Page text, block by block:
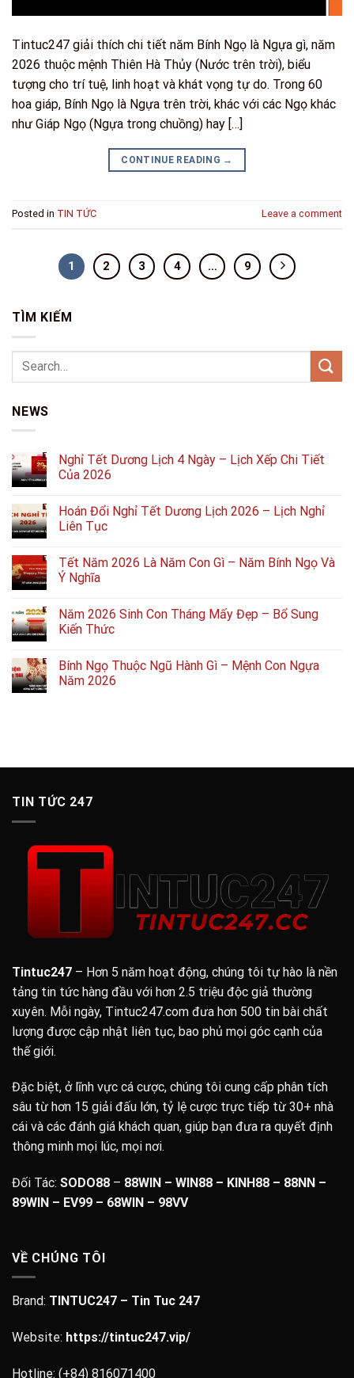
Tintuc247 giải thích chi tiết năm Bính Ngọ là Ngựa gì, năm
2026 thuộc mệnh Thiên Hà Thủy (Nước trên trời), biểu
tượng cho trí tuệ, linh hoạt và khát vọng tự do. Trong 60
hoa giáp, Bính Ngọ là Ngựa trên trời, khác với các Ngọ khác
như Giáp Ngọ (Ngựa trong chuồng) hay […]
CONTINUE READING →
Posted in TIN TỨC Leave a comment
1 2 3 4 … 9
TÌM KIẾM
NEWS
Nghỉ Tết Dương Lịch 4 Ngày – Lịch Xếp Chi Tiết
Của 2026
Hoán Đổi Nghỉ Tết Dương Lịch 2026 – Lịch Nghỉ
Liên Tục
Tết Năm 2026 Là Năm Con Gì – Năm Bính Ngọ Và
Ý Nghĩa
Năm 2026 Sinh Con Tháng Mấy Đẹp – Bổ Sung
Kiến Thức
Bính Ngọ Thuộc Ngũ Hành Gì – Mệnh Con Ngựa
Năm 2026
TIN TỨC 247
Tintuc247 – Hơn 5 năm hoạt động, chúng tôi tự hào là nền
tảng tin tức hàng đầu với hơn 2.5 triệu độc giả thường
xuyên. Mỗi ngày, Tintuc247.com đưa hơn 500 tin bài chất
lượng được cập nhật liên tục, bao phủ mọi góc cạnh của
thế giới.
Đặc biệt, ở lĩnh vực cá cược, chúng tôi cung cấp phân tích
sâu từ hơn 15 giải đấu lớn, tỷ lệ cược trực tiếp từ 30+ nhà
cái và các đánh giá khách quan, giúp bạn đưa ra quyết định
thông minh mọi lúc, mọi nơi.
Đối Tác: SODO88 – 88WIN – WIN88 – KINH88 – 88NN –
89WIN – EV99 – 68WIN – 98VV
VỀ CHÚNG TÔI
Brand: TINTUC247 – Tin Tuc 247
Website: https://tintuc247.vip/
Hotline: (+84) 816071400